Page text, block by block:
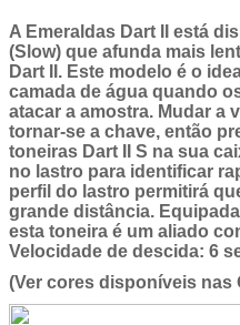
A Emeraldas Dart II está
(Slow) que afunda mais
Dart II. Este modelo é o
camada de água quando
atacar a amostra. Mudar a
tornar-se a chave, então
toneiras Dart II S na sua
no lastro para identificar
perfil do lastro permitirá
grande distância.
esta toneira é um aliado
Velocidade de descida: 6
(Ver cores disponíveis nas